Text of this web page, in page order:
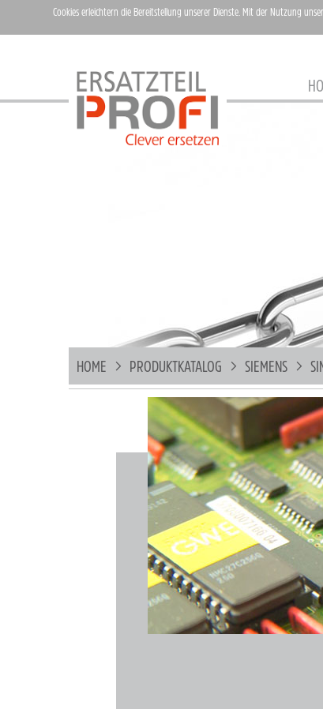
HOME PRODUKTKATALOG SIEMENS
Cookies erleichtern die Bereitstellung unserer Dienste. Mit der Nutzung